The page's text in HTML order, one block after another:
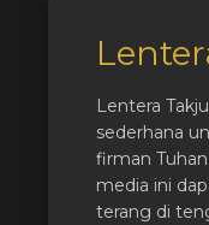
Lentera
sederhana
firman
media ini
terang di